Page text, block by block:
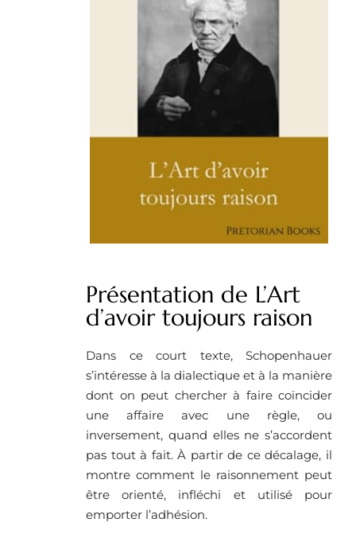
Présentation de L’Art
d’avoir toujours raison
Dans ce court texte, Schopenhauer
s’intéresse à la dialectique et à la manière
dont on peut chercher à faire coïncider
une affaire avec une règle, ou
inversement, quand elles ne s’accordent
pas tout à fait. À partir de ce décalage, il
montre comment le raisonnement peut
être orienté, infléchi et utilisé pour
emporter l’adhésion.